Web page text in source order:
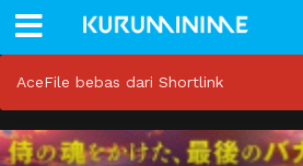
AceFile bebas dari Shortlink